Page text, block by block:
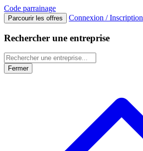
Code parrainage
Parcourir les offres Connexion / Inscription
Rechercher une entreprise
Fermer